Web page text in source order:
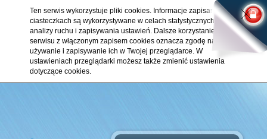
Ten serwis wykorzystuje pliki cookies. Informacje zapisane w
ciasteczkach są wykorzystywane w celach statystycznych,
analizy ruchu i zapisywania ustawień. Dalsze korzystanie z
serwisu z włączonym zapisem cookies oznacza zgodę na ich
używanie i zapisywanie ich w Twojej przeglądarce. W
ustawieniach przeglądarki możesz także zmienić ustawienia
dotyczące cookies.